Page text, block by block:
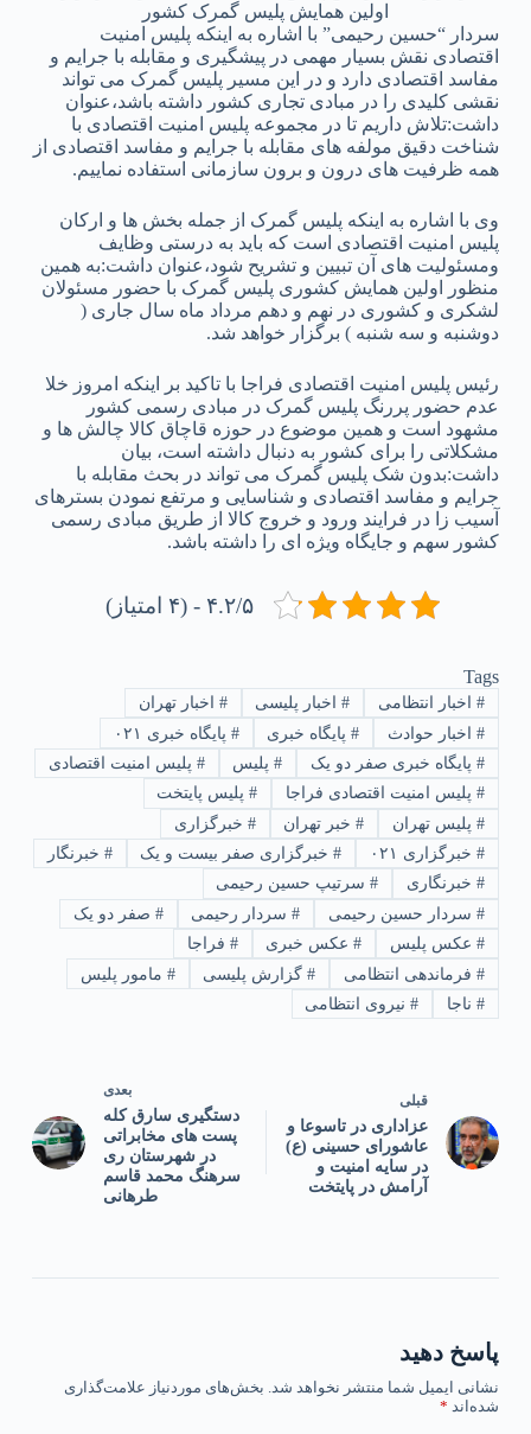
اولین همایش پلیس گمرک کشور
سردار “حسین رحیمی” با اشاره به اینکه پلیس امنیت
اقتصادی نقش بسیار مهمی در پیشگیری و مقابله با جرایم و
مفاسد اقتصادی دارد و در این مسیر پلیس گمرک می تواند
نقشی کلیدی را در مبادی تجاری کشور داشته باشد،عنوان
داشت:تلاش داریم تا در مجموعه پلیس امنیت اقتصادی با
شناخت دقیق مولفه های مقابله با جرایم و مفاسد اقتصادی از
همه ظرفیت های درون و برون سازمانی استفاده نماییم.
وی با اشاره به اینکه پلیس گمرک از جمله بخش ها و ارکان
پلیس امنیت اقتصادی است که باید به درستی وظایف
ومسئولیت های آن تبیین و تشریح شود،عنوان داشت:به همین
منظور اولین همایش کشوری پلیس گمرک با حضور مسئولان
لشکری و کشوری در نهم و دهم مرداد ماه سال جاری (
دوشنبه و سه شنبه ) برگزار خواهد شد.
رئیس پلیس امنیت اقتصادی فراجا با تاکید بر اینکه امروز خلا
عدم حضور پررنگ پلیس گمرک در مبادی رسمی کشور
مشهود است و همین موضوع در حوزه قاچاق کالا چالش ها و
مشکلاتی را برای کشور به دنبال داشته است، بیان
داشت:بدون شک پلیس گمرک می تواند در بحث مقابله با
جرایم و مفاسد اقتصادی و شناسایی و مرتفع نمودن بسترهای
آسیب زا در فرایند ورود و خروج کالا از طریق مبادی رسمی
کشور سهم و جایگاه ویژه ای را داشته باشد.
۴.۲/۵ - (۴ امتیاز)
Tags
#اخبار انتظامی #اخبار پلیسی # اخبار تهران
#اخبار حوادث #پایگاه خبری # پایگاه خبری ۰۲۱
#پایگاه خبری صفر دو یک #پلیس # پلیس امنیت اقتصادی
#پلیس امنیت اقتصادی فراجا #پلیس پایتخت
#پلیس تهران #خبر تهران # خبرگزاری
#خبرگزاری ۰۲۱ #خبرگزاری صفر بیست و یک # خبرنگار
#خبرنگاری #سرتیپ حسین رحیمی
#سردار حسین رحیمی #سردار رحیمی # صفر دو یک
#عکس پلیس #عکس خبری # فراجا
#فرماندهی انتظامی #گزارش پلیسی # مامور پلیس
#ناجا #نیروی انتظامی
قبلی
عزاداری در تاسوعا و
عاشورای حسینی (ع)
در سایه امنیت و
آرامش در پایتخت
بعدی
دستگیری سارق کله
پست های مخابراتی
در شهرستان ری
سرهنگ محمد قاسم
طرهانی
پاسخ دهید
نشانی ایمیل شما منتشر نخواهد شد. بخش‌های موردنیاز علامت‌گذاری
شده‌اند *